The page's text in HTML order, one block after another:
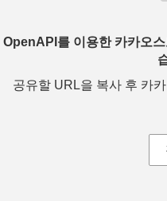
OpenAPI를 이용한 카카오
공유할 URL을 복사 후 카